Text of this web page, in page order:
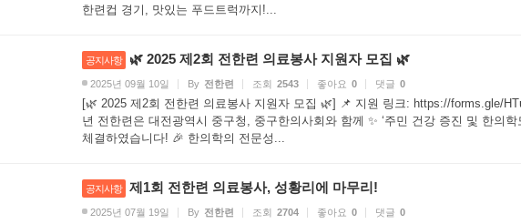
한련컵 경기, 맛있는 푸드트럭까지!...
공지사항 🌿 2025 제2회 전한련 의료봉사 지원자 모집 🌿
2025년 09월 10일 By 전한련 조회 2543 좋아요 0 댓글 0
[🌿 2025 제2회 전한련 의료봉사 지원자 모집 🌿] 📌 지원 링크: https://forms.gle/
년 전한련은 대전광역시 중구청, 중구한의사회와 함께 ✨ ‘주민 건강 증진 및 한의학
체결하였습니다! 🎉 한의학의 전문성...
공지사항 제1회 전한련 의료봉사, 성황리에 마무리!
2025년 07월 19일 By 전한련 조회 2704 좋아요 0 댓글 0